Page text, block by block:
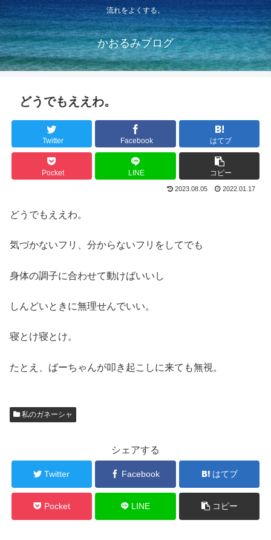
流れをよくする。
かおるみブログ
どうでもええわ。
Twitter Facebook はてブ
Pocket LINE コピー
2023.08.05 2022.01.17
どうでもええわ。
気づかないフリ、分からないフリをしてでも
身体の調子に合わせて動けばいいし
しんどいときに無理せんでいい。
寝とけ寝とけ。
たとえ、ばーちゃんが叩き起こしに来ても無視。
私のガネーシャ
シェアする
Twitter Facebook はてブ
Pocket LINE コピー